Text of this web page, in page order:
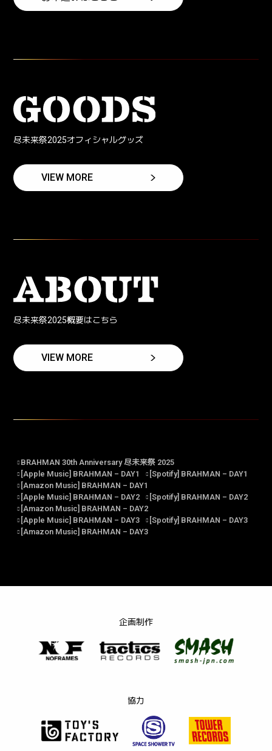
尽未来祭2025オフィシャルグッズ
VIEW MORE
尽未来祭2025概要はこちら
VIEW MORE
BRAHMAN 30th Anniversary 尽未来祭 2025
[Apple Music] BRAHMAN – DAY1
[Spotify] BRAHMAN – DAY1
[Amazon Music] BRAHMAN – DAY1
[Apple Music] BRAHMAN – DAY2
[Spotify] BRAHMAN – DAY2
[Amazon Music] BRAHMAN – DAY2
[Apple Music] BRAHMAN – DAY3
[Spotify] BRAHMAN – DAY3
[Amazon Music] BRAHMAN – DAY3
企画制作
協力